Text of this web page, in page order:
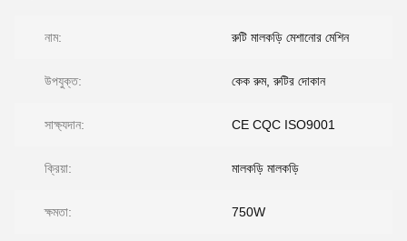
নাম: রুটি মালকড়ি মেশানোর মেশিন
উপযুক্ত: কেক রুম, রুটির দোকান
সাক্ষ্যদান: CE CQC ISO9001
ক্রিয়া: মালকড়ি মালকড়ি
ক্ষমতা: 750W